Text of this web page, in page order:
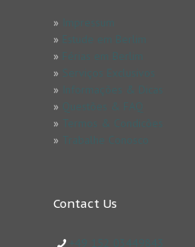
»
»
»
»
»
»
»
»
Contact Us